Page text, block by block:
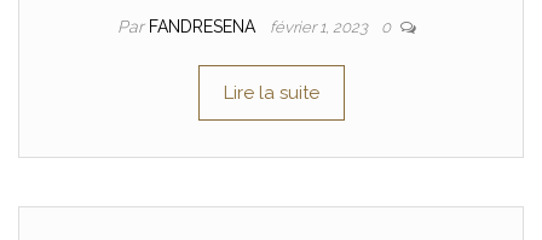
Par FANDRESENA février 1, 2023 0
Lire la suite